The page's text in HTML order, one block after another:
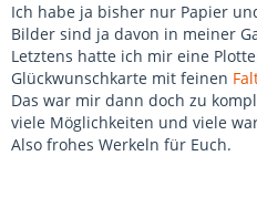
Ich habe ja bisher nur Papier
Bilder sind ja davon in meiner
Letztens hatte ich mir eine
Glückwunschkarte mit feinen
Das war mir dann doch zu
viele Möglichkeiten und viele
Also frohes Werkeln für Euch.